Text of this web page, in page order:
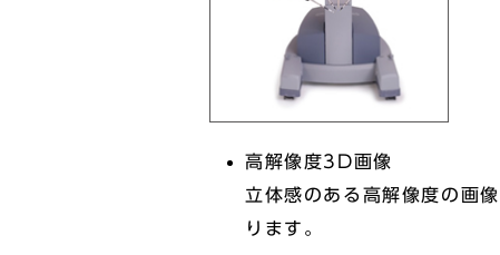
高解像度3D画像
立体感のある高解像度の画
ります。